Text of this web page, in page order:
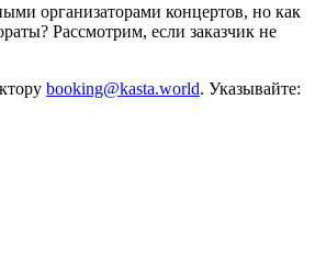
организаторами концертов, но как
Рассмотрим, если заказчик не
booking@kasta.world. Указывайте: